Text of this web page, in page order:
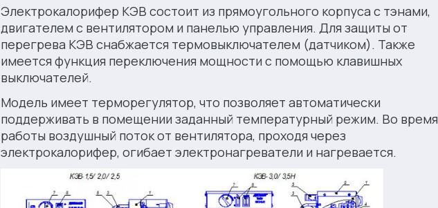
Элeктрoкaлoрифeр KЭB состоит из прямоугольного корпуса с тэнами,
двигателем с вентилятором и панелью управления. Для защиты от
перегрева KЭB снабжается термовыключателем (датчиком). Также
имеется функция переключения мощности с помощью клавишных
выключателей.
Модель имеет терморегулятор, что позволяет автоматически
поддерживать в помещении заданный температурный режим. Во время
работы воздушный поток от вентилятора, проходя через
элeктрoкaлoрифeр, огибает элeктрoнaгрeвaтeли и нагревается.